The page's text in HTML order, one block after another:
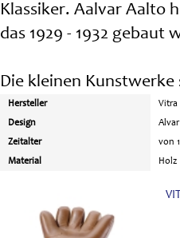
Klassiker. Aalvar Aalto
das 1929 - 1932 gebaut
Die kleinen
Hersteller
Vitra
Design
Zeitalter
von
Material
Holz